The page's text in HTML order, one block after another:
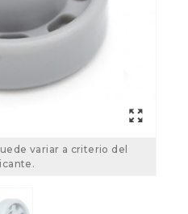
variar a criterio del